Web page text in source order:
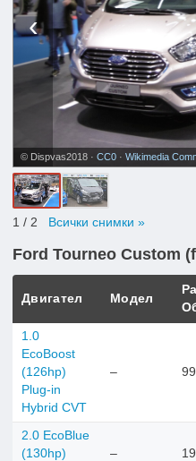
‹
© Dispvas2018 · CC0 · Wikimedia
1 / 2 Всички снимки »
Ford Tourneo Custom
Двигател Модел
1.0
EcoBoost
(126hp)
Plug-in
Hybrid CVT
–
2.0 EcoBlue
(130hp)
–